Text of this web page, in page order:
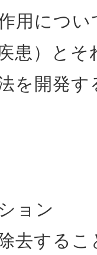
用につ
患）と
を開発
ョン
去するこ